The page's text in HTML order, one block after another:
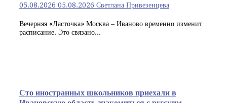
05.08.2026 05.08.2026 Светлана Привезенцева
Вечерняя «Ласточка» Москва – Иваново временно изменит
расписание. Это связано...
Сто иностранных школьников приехали в